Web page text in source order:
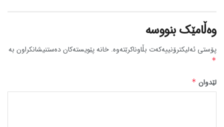
وەڵامێک بنووسە
پۆستی ئەلیکترۆنییەکەت بڵاوناکرێتەوە. خانە پێویستەکان دەستنیشانکراون بە
*
لێدوان *